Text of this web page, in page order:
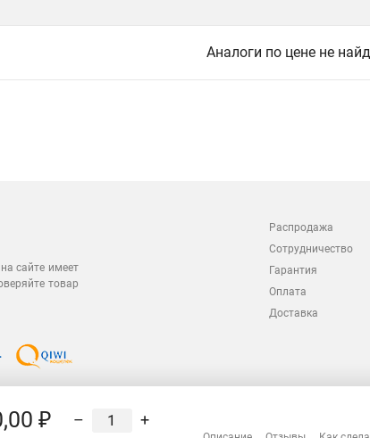
Аналоги по цене не
сайте имеет
товар
Распродажа
Сотрудничество
Гарантия
Оплата
Доставка
₽ – +